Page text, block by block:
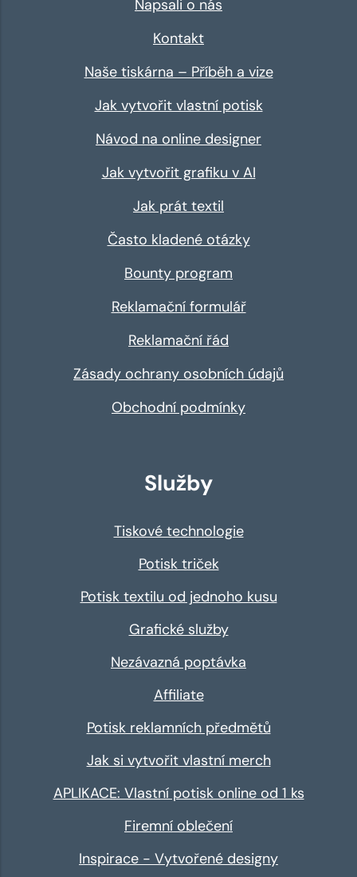
Napsali o nás
Kontakt
Naše tiskárna – Příběh a vize
Jak vytvořit vlastní potisk
Návod na online designer
Jak vytvořit grafiku v AI
Jak prát textil
Často kladené otázky
Bounty program
Reklamační formulář
Reklamační řád
Zásady ochrany osobních údajů
Obchodní podmínky
Služby
Tiskové technologie
Potisk triček
Potisk textilu od jednoho kusu
Grafické služby
Nezávazná poptávka
Affiliate
Potisk reklamních předmětů
Jak si vytvořit vlastní merch
APLIKACE: Vlastní potisk online od 1 ks
Firemní oblečení
Inspirace - Vytvořené designy